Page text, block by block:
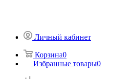
Личный кабинет
Корзина0
Избранные товары0